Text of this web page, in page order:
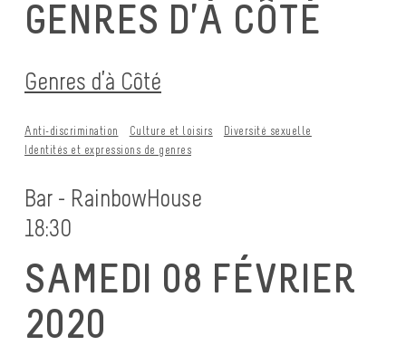
GENRES D’À CÔTÉ
Genres d’à Côté
Anti-discrimination Culture et loisirs
Diversité sexuelle
Identités et expressions de genres
Bar - RainbowHouse
18:30
SAMEDI 08 FÉVRIER
2020